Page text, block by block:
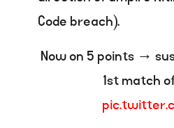
Code breach).
Now on 5 points →
1st match